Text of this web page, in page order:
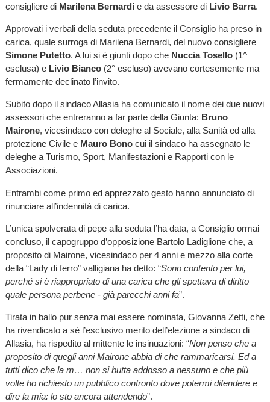
consigliere di Marilena Bernardi e da assessore di Livio Barra.
Approvati i verbali della seduta precedente il Consiglio ha preso in
carica, quale surroga di Marilena Bernardi, del nuovo consigliere
Simone Putetto. A lui si è giunti dopo che Nuccia Tosello(1^
esclusa) e Livio Bianco(2° escluso) avevano cortesemente ma
fermamente declinato l’invito.
Subito dopo il sindaco Allasia ha comunicato il nome dei due nuovi
assessori che entreranno a far parte della Giunta: Bruno
Mairone, vicesindaco con deleghe al Sociale, alla Sanità ed alla
protezione Civile e Mauro Bonocui il sindaco ha assegnato le
deleghe a Turismo, Sport, Manifestazioni e Rapporti con le
Associazioni.
Entrambi come primo ed apprezzato gesto hanno annunciato di
rinunciare all’indennità di carica.
L’unica spolverata di pepe alla seduta l’ha data, a Consiglio ormai
concluso, il capogruppo d’opposizione Bartolo Ladiglione che, a
proposito di Mairone, vicesindaco per 4 anni e mezzo alla corte
della “Lady di ferro” valligiana ha detto: “Sono contento per lui,
perché si è riappropriato di una carica che gli spettava di diritto –
quale persona perbene - già parecchi anni fa”.
Tirata in ballo pur senza mai essere nominata, Giovanna Zetti, che
ha rivendicato a sé l’esclusivo merito dell’elezione a sindaco di
Allasia, ha rispedito al mittente le insinuazioni: “Non penso che a
proposito di quegli anni Mairone abbia di che rammaricarsi. Ed a
tutti dico che la m… non si butta addosso a nessuno e che più
volte ho richiesto un pubblico confronto dove potermi difendere e
dire la mia: lo sto ancora attendendo”.